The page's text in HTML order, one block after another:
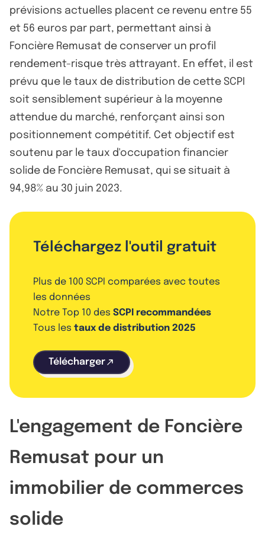
prévisions actuelles placent ce revenu entre 55
et 56 euros par part, permettant ainsi à
Foncière Remusat de conserver un profil
rendement-risque très attrayant. En effet, il est
prévu que le taux de distribution de cette SCPI
soit sensiblement supérieur à la moyenne
attendue du marché, renforçant ainsi son
positionnement compétitif. Cet objectif est
soutenu par le taux d'occupation financier
solide de Foncière Remusat, qui se situait à
94,98% au 30 juin 2023.
Téléchargez l'outil gratuit
Plus de 100 SCPI comparées avec toutes
les données
Notre Top 10 des SCPI recommandées
Tous les taux de distribution 2025
Télécharger
L'engagement de Foncière
Remusat pour un
immobilier de commerces
solide